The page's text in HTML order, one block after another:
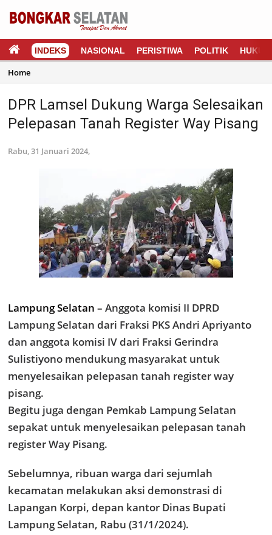
INDEKS NASIONAL PERISTIWA POLITIK HUKUM
Home
DPR Lamsel Dukung Warga Selesaikan
Pelepasan Tanah Register Way Pisang
Rabu, 31 Januari 2024,
Lampung Selatan – Anggota komisi II DPRD
Lampung Selatan dari Fraksi PKS Andri Apriyanto
dan anggota komisi IV dari Fraksi Gerindra
Sulistiyono mendukung masyarakat untuk
menyelesaikan pelepasan tanah register way
pisang.
Begitu juga dengan Pemkab Lampung Selatan
sepakat untuk menyelesaikan pelepasan tanah
register Way Pisang.
Sebelumnya, ribuan warga dari sejumlah
kecamatan melakukan aksi demonstrasi di
Lapangan Korpi, depan kantor Dinas Bupati
Lampung Selatan, Rabu (31/1/2024).